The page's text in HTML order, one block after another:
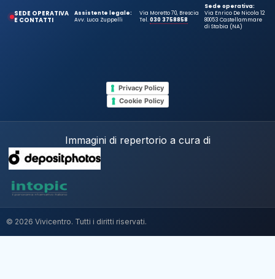
SEDE OPERATIVA
E CONTATTI
Assistente legale:
Avv. Luca Zuppelli
Via Moretto 70, Brescia
Tel.030 3758858
Sede operativa:
Via Enrico De Nicola 12
80053 Castellammare
di Stabia (NA)
Privacy Policy
Cookie Policy
Immagini di repertorio a cura di
© 2026 Vivicentro. Tutti i diritti riservati.